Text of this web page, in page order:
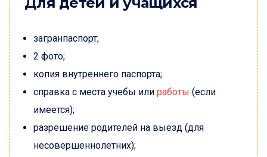
загранпаспорт;
2 фото;
копия внутреннего паспорта;
справка с места учебы или работы (если
имеется);
разрешение родителей на выезд (для
несовершеннолетних);